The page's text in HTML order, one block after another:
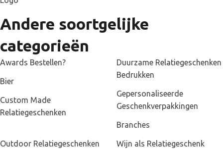
Andere soortgelijke
categorieën
Awards Bestellen?
Bier
Custom Made
Relatiegeschenken
Duurzame Relatiegeschenken
Bedrukken
Gepersonaliseerde
Geschenkverpakkingen
Branches
Outdoor Relatiegeschenken Wijn als Relatiegeschenk